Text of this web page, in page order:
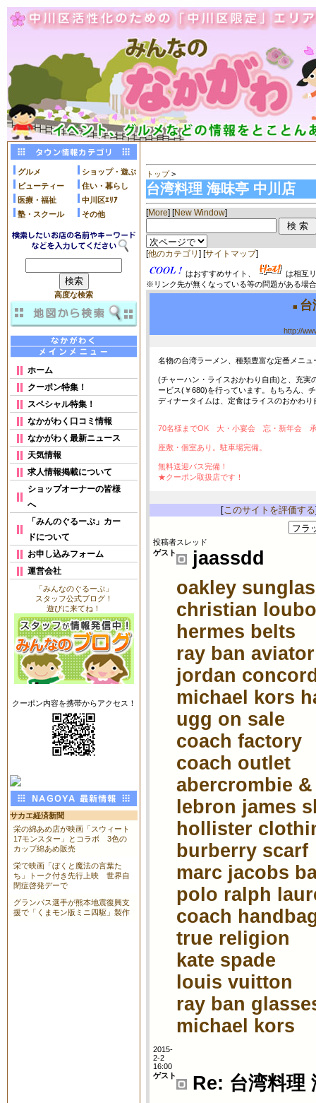
グルメ
ショップ・遊ぶ
ビューティー
住い・暮らし
医療・福祉
中川区ｴﾘｱ
塾・スクール
その他
高度な検索
ホーム
クーポン特集！
スペシャル特集！
なかがわく口コミ情報
なかがわく最新ニュース
天気情報
求人情報掲載について
ショップオーナーの皆様
へ
「みんのぐるーぷ」カー
ドについて
お申し込みフォーム
運営会社
「みんなのぐるーぷ」
スタッフ公式ブログ！
遊びに来てね！
クーポン内容を携帯からアクセス！
サカエ経済新聞
栄の綿あめ店が映画「スウィート
17モンスター」とコラボ 3色の
カップ綿あめ販売
栄で映画「ぼくと魔法の言葉た
ち」トーク付き先行上映 世界自
閉症啓発デーで
グランパス選手が熊本地震復興支
援で「くまモン版ミニ四駆」製作
トップ>
台湾料理 海味亭 中川店
[More] [New Window]
[他のカテゴリ ] [サイトマップ]
はおすすめサイト、
は相互
※リンク先が無くなっている等の問題がある場
■ 台
http://
名物の台湾ラーメン、種類豊富な定番メニ
(チャーハン・ライスおかわり自由)と、充実
ービス(￥680)を行っています。もちろん、
ディナータイムは、定食はライスのおかわ
70名様までOK 大・小宴会 忘・新年会
座敷・個室あり。駐車場完備。
無料送迎バス完備！
★クーポン取扱店です！
[このサイトを評価する
投稿者スレッド
ゲスト
jaassdd
oakley
christian
hermes belts
ray ban aviator
jordan
michael kors
ugg on sale
coach factory
coach outlet
abercrombie
lebron james
hollister
burberry scarf
marc jacobs
polo ralph
coach
true religion
kate spade
louis vuitton
ray ban
michael kors
2015-
2-2
16:00
ゲスト
Re: 台湾料理